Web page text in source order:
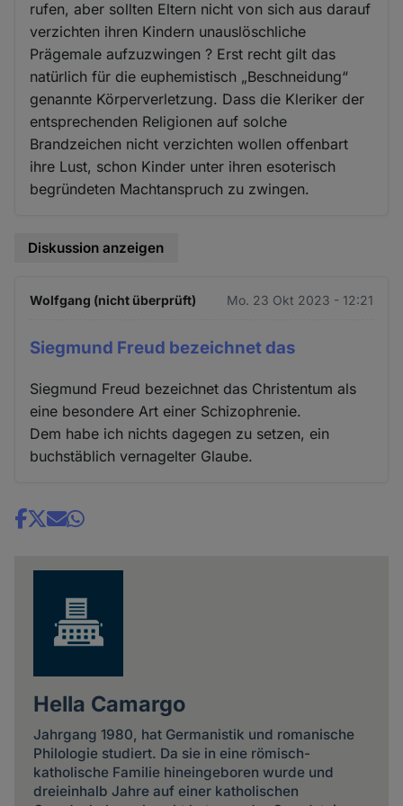
rufen, aber sollten Eltern nicht von sich aus darauf
verzichten ihren Kindern unauslöschliche
Prägemale aufzuzwingen ? Erst recht gilt das
natürlich für die euphemistisch „Beschneidung“
genannte Körperverletzung. Dass die Kleriker der
entsprechenden Religionen auf solche
Brandzeichen nicht verzichten wollen offenbart
ihre Lust, schon Kinder unter ihren esoterisch
begründeten Machtanspruch zu zwingen.
Diskussion anzeigen
Wolfgang (nicht überprüft) Mo. 23 Okt 2023 - 12:21
Siegmund Freud bezeichnet das
Siegmund Freud bezeichnet das Christentum als
eine besondere Art einer Schizophrenie.
Dem habe ich nichts dagegen zu setzen, ein
buchstäblich vernagelter Glaube.
Share
Hella Camargo
Jahrgang 1980, hat Germanistik und romanische
Philologie studiert. Da sie in eine römisch-
katholische Familie hineingeboren wurde und
dreieinhalb Jahre auf einer katholischen